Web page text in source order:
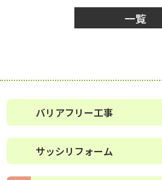
一覧
バリアフリー工事
サッシリフォーム